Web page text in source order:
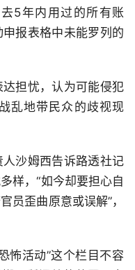
5年内用过的所有账
报表格中未能罗列的
担忧，认为可能侵犯
乱地带民众的歧视现
沙姆西告诉路透社记
样，“如今却要担心自
员歪曲原意或误解”，
怖活动”这个栏目不容